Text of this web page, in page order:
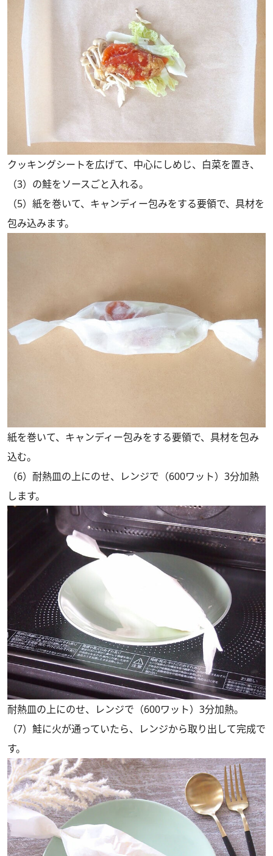
クッキングシートを広げて、中心にしめじ、白菜を置き、
（3）の鮭をソースごと入れる。
（5）紙を巻いて、キャンディー包みをする要領で、具材を
包み込みます。
紙を巻いて、キャンディー包みをする要領で、具材を包み
込む。
（6）耐熱皿の上にのせ、レンジで（600ワット）3分加熱
します。
耐熱皿の上にのせ、レンジで（600ワット）3分加熱。
（7）鮭に火が通っていたら、レンジから取り出して完成で
す。